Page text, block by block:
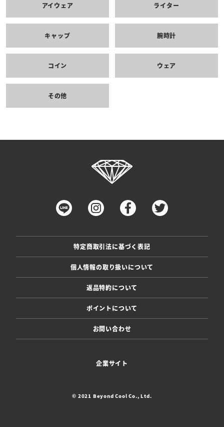
アイウェア ライター
キャップ 腕時計
コイン ウェア
その他
特定商取引法に基づく表記
個人情報の取り扱いについて
返品特約について
ポイントについて
お問い合わせ
企業サイト
© 2021 Beyond Cool Co., Ltd.